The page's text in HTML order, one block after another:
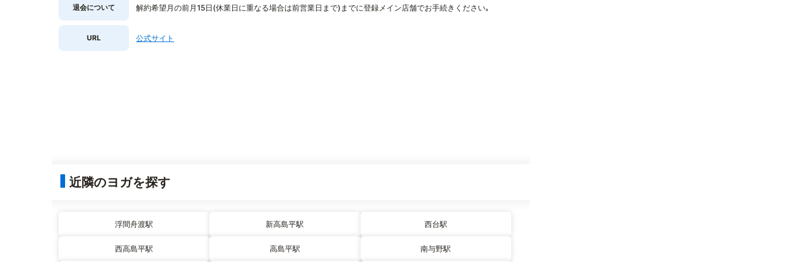
退会について 解約希望月の前月15日(休業日に重なる場合は前営業日まで)までに登録メイン店舗でお手続きください｡
URL 公式サイト
近隣のヨガを探す
浮間舟渡駅 新高島平駅 西台駅
西高島平駅 高島平駅 南与野駅